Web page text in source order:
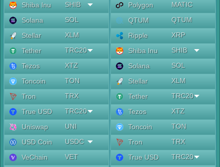
Shiba Inu
SHIB
Solana
SOL
Stellar
XLM
Tether
TRC20
Tezos
XTZ
Toncoin
TON
Tron
TRX
True USD
TRC20
Uniswap
UNI
USD Coin
USDC
VeChain
VET
Polygon
MATIC
QTUM
QTUM
Ripple
XRP
Shiba Inu
SHIB
Solana
SOL
Stellar
XLM
Tether
TRC20
Tezos
XTZ
Toncoin
TON
Tron
TRX
True USD
TRC20